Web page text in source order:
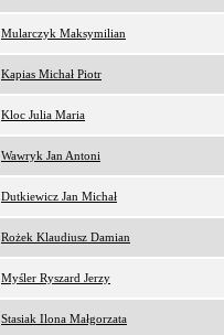
Mularczyk Maksymilian
Kapias Michał Piotr
Kloc Julia Maria
Wawryk Jan Antoni
Dutkiewicz Jan Michał
Rożek Klaudiusz Damian
Myśler Ryszard Jerzy
Stasiak Ilona Małgorzata